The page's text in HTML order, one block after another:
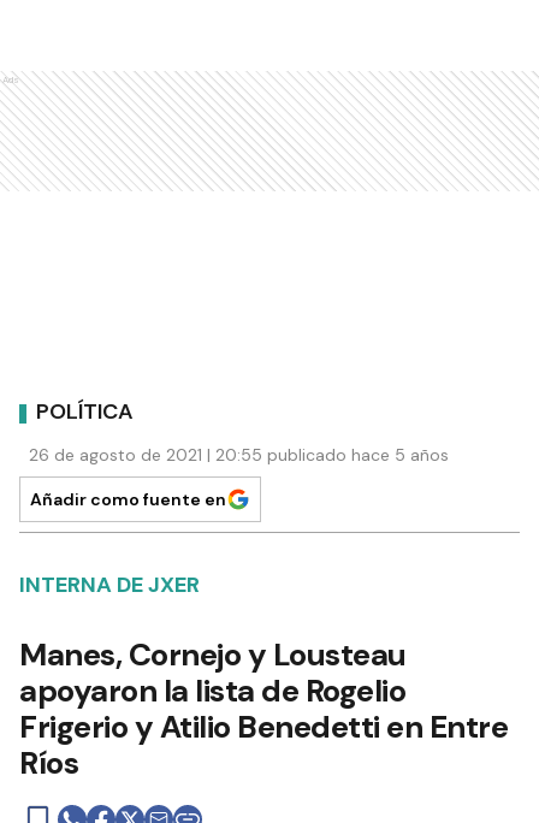
Ads
POLÍTICA
26 de agosto de 2021 | 20:55 publicado hace 5 años
Añadir como fuente en
INTERNA DE JXER
Manes, Cornejo y Lousteau
apoyaron la lista de Rogelio
Frigerio y Atilio Benedetti en Entre
Ríos